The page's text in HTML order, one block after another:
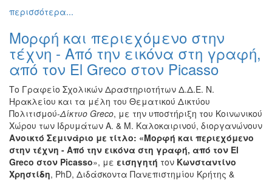
Διάφορες
Εκθέσεις
Εκδηλώσεις
για
Παιδιά
Άλλες
Εκδηλώσεις
ΤΟΠΟΣ
ΜΑΣ
περισσότερα...
Μορφή και περιεχόμενο στην
τέχνη - Από την εικόνα στη γραφή,
από τον El Greco στον Picasso
Το Γραφείο Σχολικών Δραστηριοτήτων Δ.Δ.Ε. Ν.
Ηρακλείου και τα μέλη του Θεματικού Δικτύου
Πολιτισμού-Δίκτυο Greco, με την υποστήριξη του Κοινωνικού
Χώρου των Ιδρυμάτων Α. & Μ. Καλοκαιρινού, διοργανώνουν
Ανοικτό Σεμινάριο με τίτλο: «Μορφή και περιεχόμενο
στην τέχνη - Από την εικόνα στη γραφή, από τον El
Greco στον Picasso», με εισηγητή τον Κωνσταντίνο
Χρηστίδη, PhD, Διδάσκοντα Πανεπιστημίου Κρήτης &